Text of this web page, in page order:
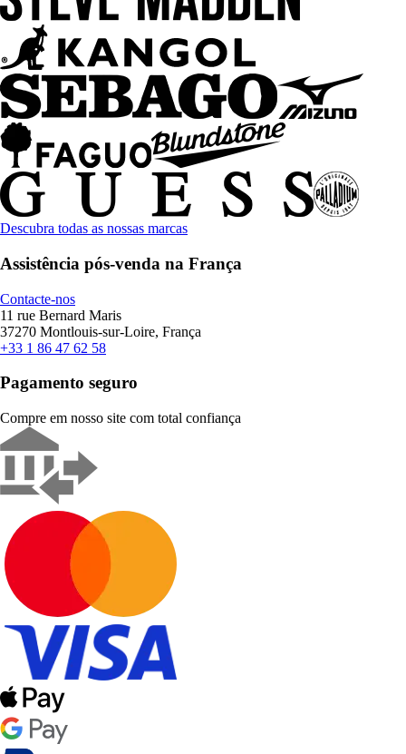
Descubra todas as nossas marcas
Assistência pós-venda na França
Contacte-nos
11 rue Bernard Maris
37270 Montlouis-sur-Loire, França
+33 1 86 47 62 58
Pagamento seguro
Compre em nosso site com total confiança